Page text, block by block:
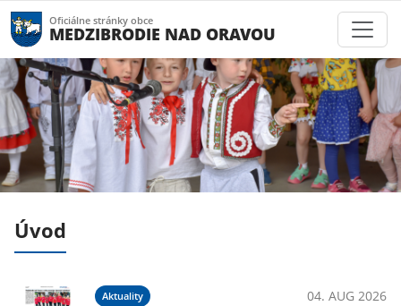
Oficiálne stránky obce
MEDZIBRODIE NAD ORAVOU
Úvod
Aktuality 04. AUG 2026